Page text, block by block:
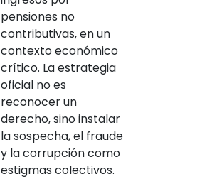
pensiones no
contributivas, en un
contexto económico
crítico. La estrategia
oficial no es
reconocer un
derecho, sino instalar
la sospecha, el fraude
y la corrupción como
estigmas colectivos.